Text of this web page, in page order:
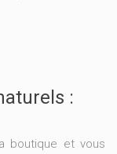
:
boutique et vous